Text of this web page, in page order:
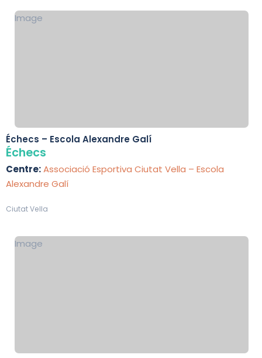
Image
Échecs – Escola Alexandre Galí
Échecs
Centre:Associació Esportiva Ciutat Vella – Escola
Alexandre Galí
Ciutat Vella
Image